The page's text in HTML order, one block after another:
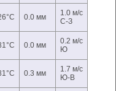
0.0 мм
1.0 м/с
С-З
0.0 мм
0.2 м/с
Ю
0.3 мм
1.7 м/с
Ю-В